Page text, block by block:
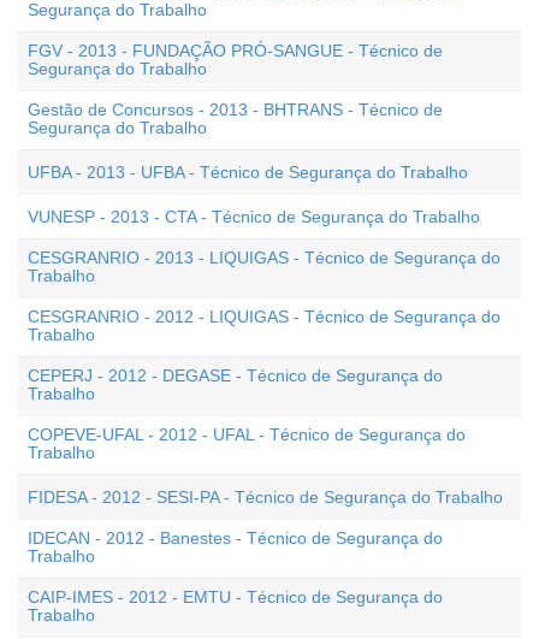
Segurança do Trabalho
FGV - 2013 - FUNDAÇÃO PRÓ-SANGUE - Técnico de
Segurança do Trabalho
Gestão de Concursos - 2013 - BHTRANS - Técnico de
Segurança do Trabalho
UFBA - 2013 - UFBA - Técnico de Segurança do Trabalho
VUNESP - 2013 - CTA - Técnico de Segurança do Trabalho
CESGRANRIO - 2013 - LIQUIGAS - Técnico de Segurança do
Trabalho
CESGRANRIO - 2012 - LIQUIGAS - Técnico de Segurança do
Trabalho
CEPERJ - 2012 - DEGASE - Técnico de Segurança do
Trabalho
COPEVE-UFAL - 2012 - UFAL - Técnico de Segurança do
Trabalho
FIDESA - 2012 - SESI-PA - Técnico de Segurança do Trabalho
IDECAN - 2012 - Banestes - Técnico de Segurança do
Trabalho
CAIP-IMES - 2012 - EMTU - Técnico de Segurança do
Trabalho